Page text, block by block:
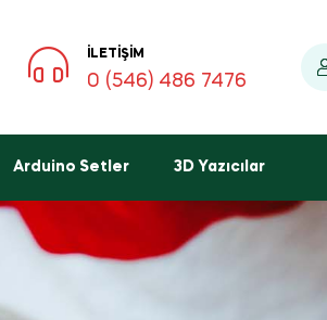
İLETIŞIM
0 (546) 486 7476
Arduino Setler 3D Yazıcılar